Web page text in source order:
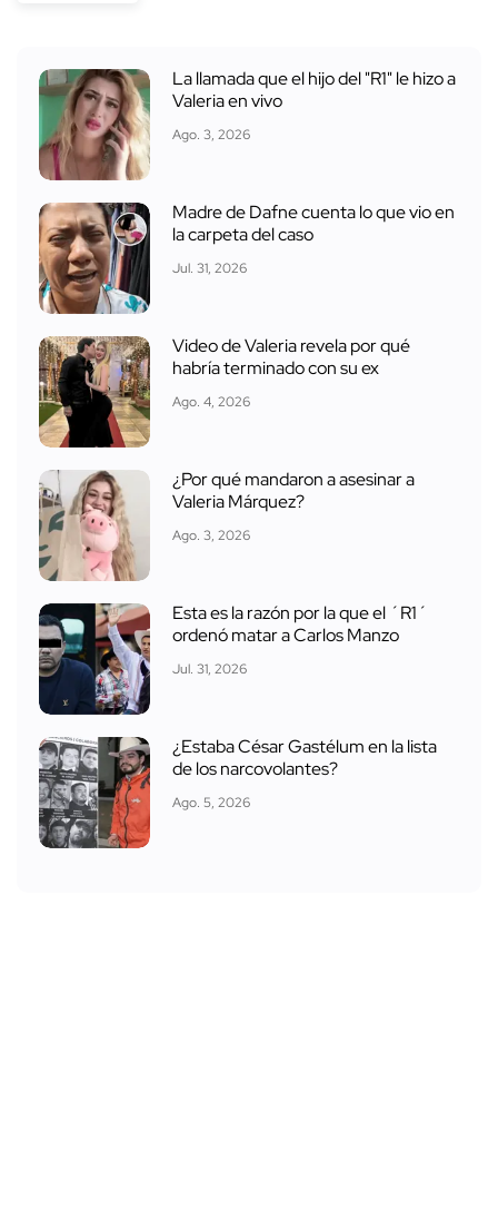
La llamada que el hijo del "R1" le hizo a
Valeria en vivo
Ago. 3, 2026
Madre de Dafne cuenta lo que vio en
la carpeta del caso
Jul. 31, 2026
Video de Valeria revela por qué
habría terminado con su ex
Ago. 4, 2026
¿Por qué mandaron a asesinar a
Valeria Márquez?
Ago. 3, 2026
Esta es la razón por la que el ´R1´
ordenó matar a Carlos Manzo
Jul. 31, 2026
¿Estaba César Gastélum en la lista
de los narcovolantes?
Ago. 5, 2026